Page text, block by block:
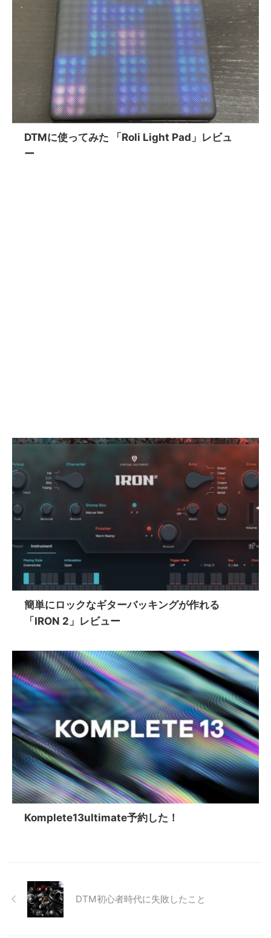
DTMに使ってみた 「Roli Light Pad」レビュ
ー
簡単にロックなギターバッキングが作れる
「IRON 2」レビュー
Komplete13ultimate予約した！
DTM初心者時代に失敗したこと